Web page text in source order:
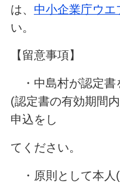
は、 中小企業庁ウエ
い。
【留意事項】
・中島村が認定書
(認定書の有効期間
申込をし
てください。
・原則として本人